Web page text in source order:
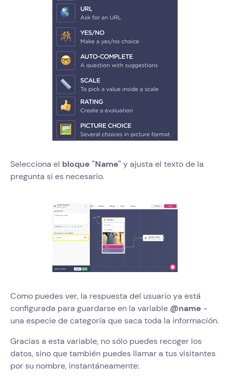
Selecciona el bloque "Name" y ajusta el texto de la
pregunta si es necesario.
Como puedes ver, la respuesta del usuario ya está
configurada para guardarse en la variable @name -
una especie de categoría que saca toda la información.
Gracias a esta variable, no sólo puedes recoger los
datos, sino que también puedes llamar a tus visitantes
por su nombre, instantáneamente: